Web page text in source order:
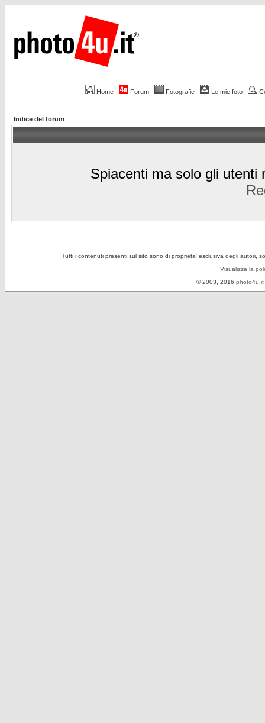
Home Forum Fotografie Le mie foto
Indice del forum
Spiacenti ma solo gli utenti
Tutti i contenuti presenti sul sito sono di proprieta' esclusiva degli autori,
Visualizza la
© 2003, 2016 photo4u.it